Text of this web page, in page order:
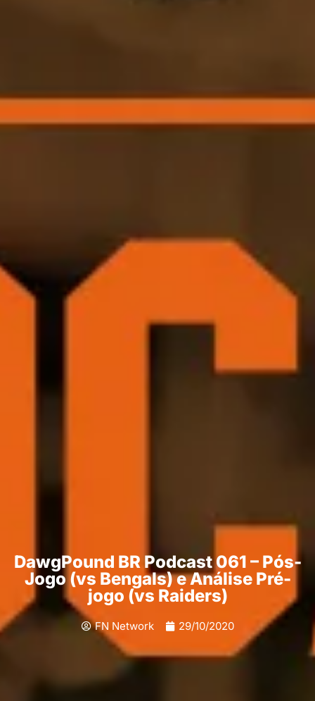
DawgPound BR Podcast 061 – Pós-
Jogo (vs Bengals) e Análise Pré-
jogo (vs Raiders)
FN Network 29/10/2020